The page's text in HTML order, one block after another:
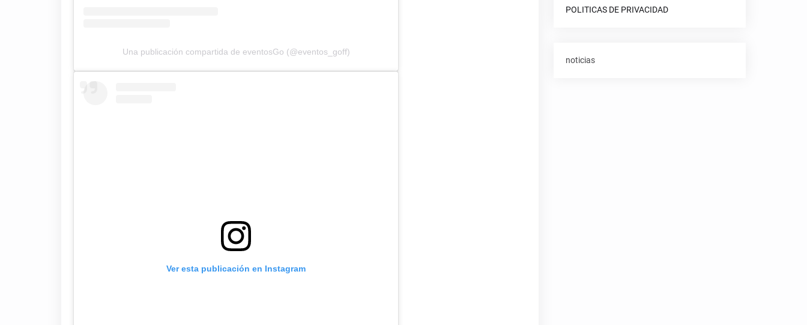
Una publicación compartida de eventosGo (@eventos_goff)
Ver esta publicación en Instagram
POLITICAS DE PRIVACIDAD
noticias